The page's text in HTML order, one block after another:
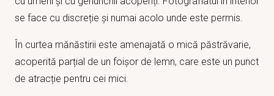
se face cu discreție și numai acolo unde este permis.
În curtea mănăstirii este amenajată o mică păstrăvarie,
acoperită parțial de un foișor de lemn, care este un punct
de atracție pentru cei mici.